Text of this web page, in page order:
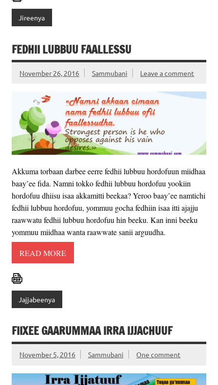
Jireenya
FEDHII LUBBUU FAALLESSU
November 26, 2016 Sammubani Leave a comment
Akkuma torbaan darbee eerre fedhii lubbuu hordofuun miidhaa
baay’ee fida. Namni tokko fedhii lubbuu hordofuu yookiin
hordofuu dhiisu isaa akkamitti beekaa? Yeroo baay’ee namtichi
fedhii lubbuu hordofuu, yommuu gocha fedhiin isaa itti ajajju
raawwatu fedhii lubbuu hordofuu hin beeku. Kan inni beeku
yommuu miidhaa wanta raawwate sanii arguudha.
READ MORE
Jajjabeenya
FIIXEE GAARUMMAA IRRA IJJACHUUF
November 5, 2016 Sammubani One comment